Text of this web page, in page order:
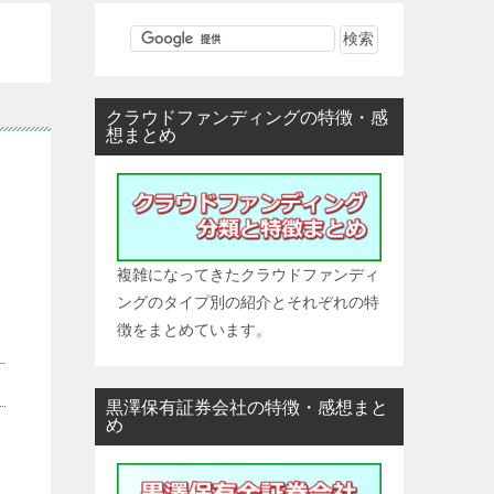
クラウドファンディングの特徴・感
想まとめ
複雑になってきたクラウドファンディ
ングのタイプ別の紹介とそれぞれの特
徴をまとめています。
黒澤保有証券会社の特徴・感想まと
め